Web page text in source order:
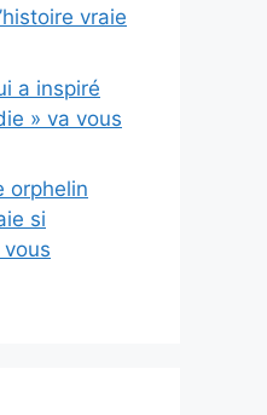
vraie
a inspiré
» va vous
orphelin
si
vous